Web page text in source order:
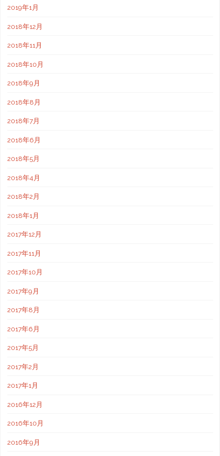
2019年1月
2018年12月
2018年11月
2018年10月
2018年9月
2018年8月
2018年7月
2018年6月
2018年5月
2018年4月
2018年2月
2018年1月
2017年12月
2017年11月
2017年10月
2017年9月
2017年8月
2017年6月
2017年5月
2017年2月
2017年1月
2016年12月
2016年10月
2016年9月